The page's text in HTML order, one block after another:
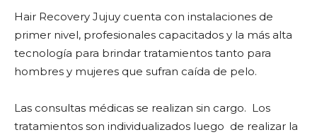
Hair Recovery Jujuy cuenta con instalaciones de
primer nivel, profesionales capacitados y la más alta
tecnología para brindar tratamientos tanto para
hombres y mujeres que sufran caída de pelo.
Las consultas médicas se realizan sin cargo. Los
tratamientos son individualizados luego de realizar la